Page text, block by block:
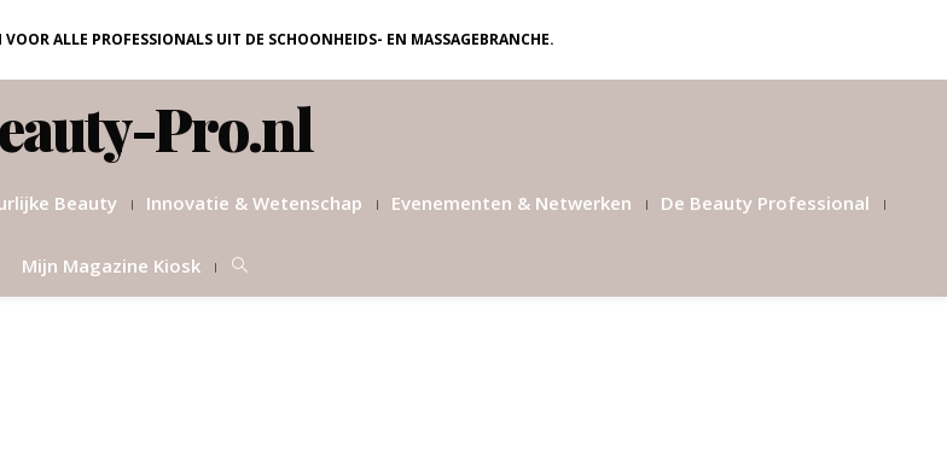
ALLE PROFESSIONALS UIT DE SCHOONHEIDS- EN MASSAGEBRANCHE.
Pro.nl
Beauty Innovatie & Wetenschap Evenementen & Netwerken De Beauty Professional
Mijn Magazine Kiosk